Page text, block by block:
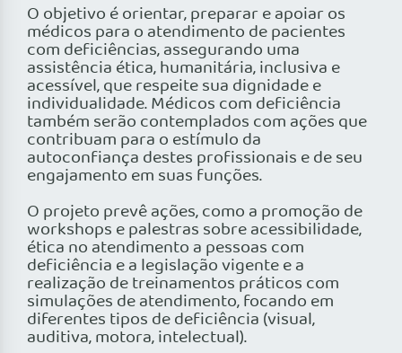
O objetivo é orientar, preparar e apoiar os
médicos para o atendimento de pacientes
com deficiências, assegurando uma
assistência ética, humanitária, inclusiva e
acessível, que respeite sua dignidade e
individualidade. Médicos com deficiência
também serão contemplados com ações que
contribuam para o estímulo da
autoconfiança destes profissionais e de seu
engajamento em suas funções.
O projeto prevê ações, como a promoção de
workshops e palestras sobre acessibilidade,
ética no atendimento a pessoas com
deficiência e a legislação vigente e a
realização de treinamentos práticos com
simulações de atendimento, focando em
diferentes tipos de deficiência (visual,
auditiva, motora, intelectual).